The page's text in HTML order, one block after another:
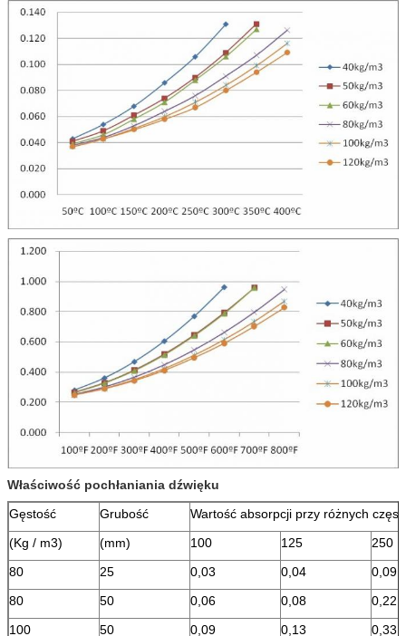
Właściwość pochłaniania dźwięku
Gęstość
Grubość
Wartość absorpcji przy różnych
(Kg / m3)
(mm) 100 125
250
80
25 0,03 0,04
0,09
80
50 0,06 0,08
0,22
100
50 0,09 0,13
0,33